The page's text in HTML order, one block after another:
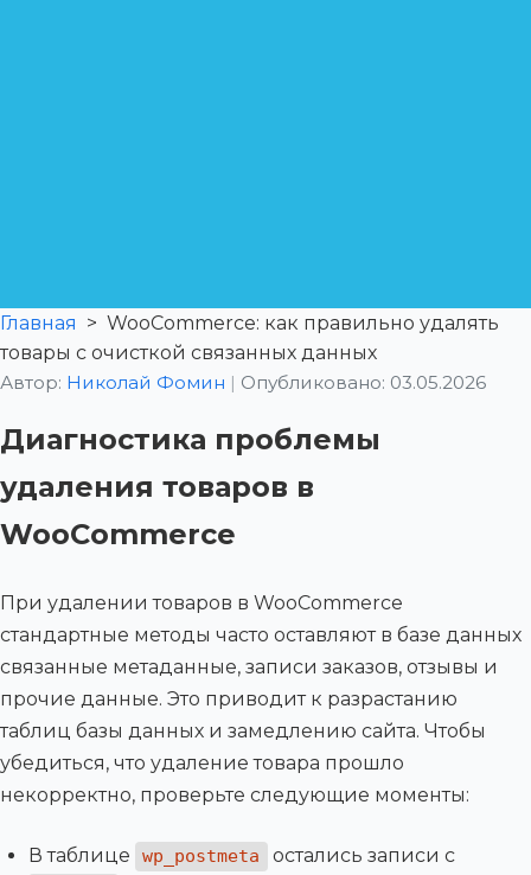
Главная > WooCommerce: как правильно удалять
товары с очисткой связанных данных
Автор: Николай Фомин | Опубликовано: 03.05.2026
Диагностика проблемы
удаления товаров в
WooCommerce
При удалении товаров в WooCommerce
стандартные методы часто оставляют в базе данных
связанные метаданные, записи заказов, отзывы и
прочие данные. Это приводит к разрастанию
таблиц базы данных и замедлению сайта. Чтобы
убедиться, что удаление товара прошло
некорректно, проверьте следующие моменты:
В таблице wp_postmeta остались записи с